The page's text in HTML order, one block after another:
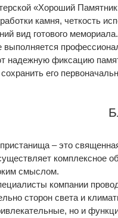
«Хороший
камня, четкость
вид готового мемориала.
выполняется
надежную фиксацию
его
– это
комплексное
смыслом.
компании
сторон света и
но и